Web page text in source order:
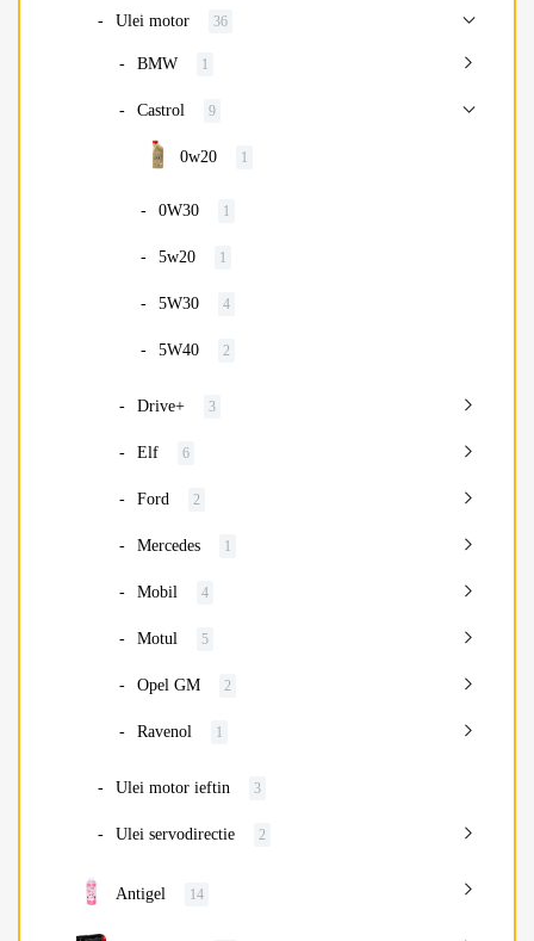
Ulei motor 36
BMW 1
Castrol 9
0w20 1
0W30 1
5w20 1
5W30 4
5W40 2
Drive+ 3
Elf 6
Ford 2
Mercedes 1
Mobil 4
Motul 5
Opel GM 2
Ravenol 1
Ulei motor ieftin 3
Ulei servodirectie 2
Antigel 14